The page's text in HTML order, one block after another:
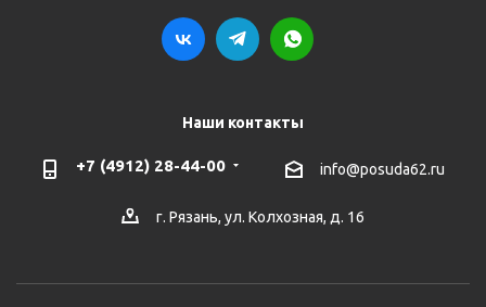
Наши контакты
+7 (4912) 28-44-00 info@posuda62.ru
г. Рязань, ул. Колхозная, д. 16